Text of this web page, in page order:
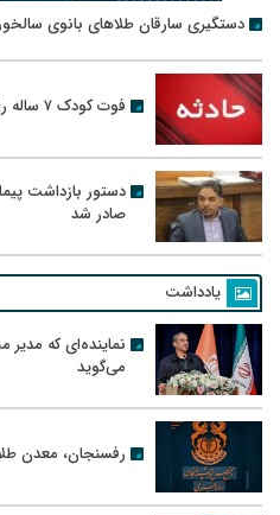
دستگیری سارقان طلاهای بانوی
فوت کودک ۷ ساله رفسنجانی در سانحه رانندگی
دستور بازداشت
صادر شد
یادداشت
نماینده‌ای که
می‌گوید
رفسنجان، معدن